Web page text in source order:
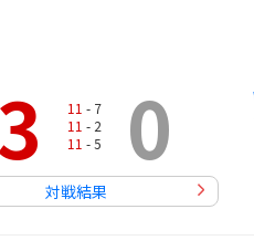
11 - 7
11 - 2
11 - 5 0
対戦結果